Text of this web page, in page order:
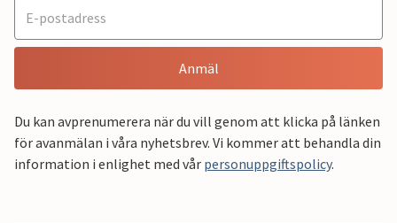
Anmäl
Du kan avprenumerera när du vill genom att klicka på länken
för avanmälan i våra nyhetsbrev. Vi kommer att behandla din
information i enlighet med vår personuppgiftspolicy.